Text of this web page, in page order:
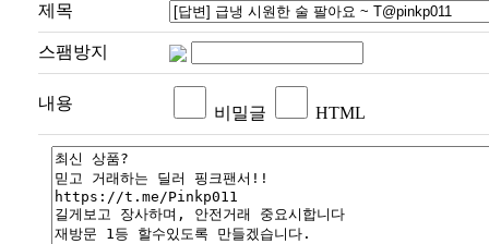
제목
스팸방지
내용
비밀글 HTML